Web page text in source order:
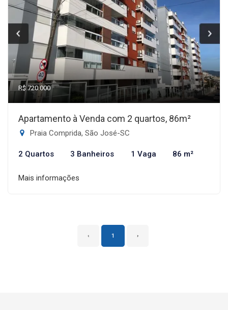
R$ 720.000
Apartamento à Venda com 2 quartos, 86m²
Praia Comprida, São José-SC
2 Quartos 3 Banheiros 1 Vaga 86 m²
Mais informações
‹ 1 ›